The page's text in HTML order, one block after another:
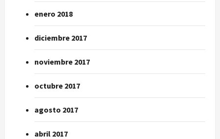
enero 2018
diciembre 2017
noviembre 2017
octubre 2017
agosto 2017
abril 2017